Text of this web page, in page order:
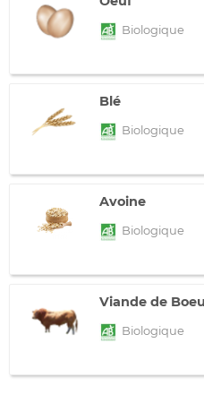
Biologique
Blé
Biologique
Avoine
Biologique
Viande de
Biologique